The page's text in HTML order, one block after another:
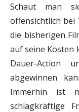
Schaut man
offensichtlich bei
die bisherigen
auf seine Kosten
Dauer-Action
abgewinnen
Immerhin ist
schlagkräftige